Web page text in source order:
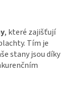
, které zajišťují
Tím je
stany jsou díky